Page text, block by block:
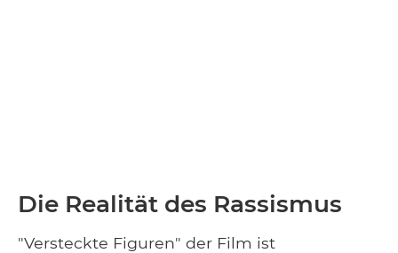
Die Realität des Rassismus
"Versteckte Figuren" der Film ist